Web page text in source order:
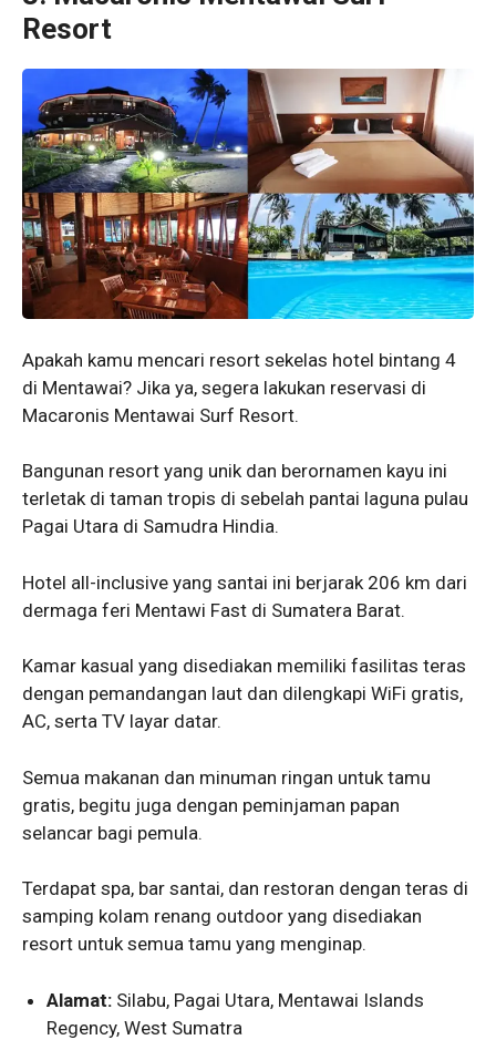
Resort
Apakah kamu mencari resort sekelas hotel bintang 4
di Mentawai? Jika ya, segera lakukan reservasi di
Macaronis Mentawai Surf Resort.
Bangunan resort yang unik dan berornamen kayu ini
terletak di taman tropis di sebelah pantai laguna pulau
Pagai Utara di Samudra Hindia.
Hotel all-inclusive yang santai ini berjarak 206 km dari
dermaga feri Mentawi Fast di Sumatera Barat.
Kamar kasual yang disediakan memiliki fasilitas teras
dengan pemandangan laut dan dilengkapi WiFi gratis,
AC, serta TV layar datar.
Semua makanan dan minuman ringan untuk tamu
gratis, begitu juga dengan peminjaman papan
selancar bagi pemula.
Terdapat spa, bar santai, dan restoran dengan teras di
samping kolam renang outdoor yang disediakan
resort untuk semua tamu yang menginap.
Alamat: Silabu, Pagai Utara, Mentawai Islands
Regency, West Sumatra